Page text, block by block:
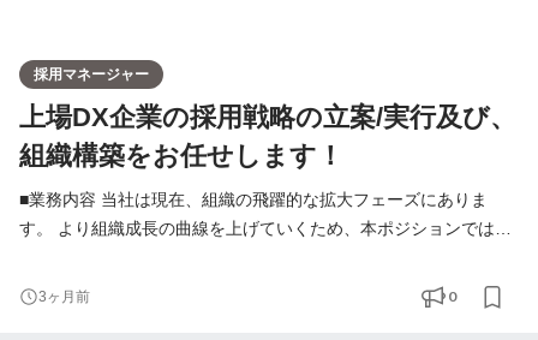
採用マネージャー
上場DX企業の採用戦略の立案/実行及び、
組織構築をお任せします！
■業務内容 当社は現在、組織の飛躍的な拡大フェーズにありま
す。 より組織成長の曲線を上げていくため、本ポジションでは採
託等の雇用形態を問わない採用戦略の立案から実行までを主導し
つつ、採用ブランディングや現在5名で構成されるHRチームのマ
3ヶ月前 0